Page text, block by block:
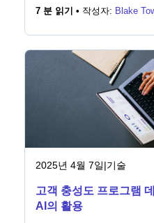
7 분 읽기 • 작성자: Blake
2025년 4월 7일|기술
고객 충성도 프로그램
AI의 활용